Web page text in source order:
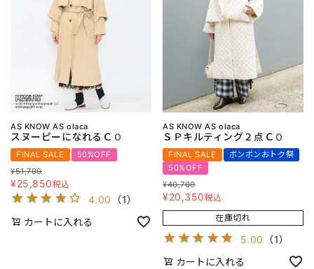
AS KNOW AS olaca
スヌーピーになれるＣＯ
FINAL SALE
50%OFF
¥51,700
¥25,850税込
4.00 （1）
カートに入れる
AS KNOW AS olaca
ＳＰキルティング２点ＣＯ
FINAL SALE
ボンボンおトク祭
50%OFF
¥40,700
¥20,350税込
在庫切れ
5.00 （1）
カートに入れる